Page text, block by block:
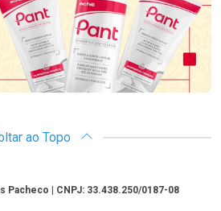
ao Topo
Pacheco | CNPJ: 33.438.250/0187-08